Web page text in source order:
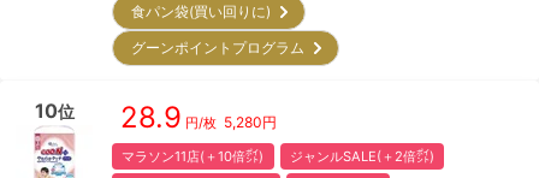
食パン袋(買い回りに)
グーンポイントプログラム
10位 28.9 円/枚 5,280円
マラソン11店(＋10倍㌽)
ジャンルSALE(＋2倍㌽)